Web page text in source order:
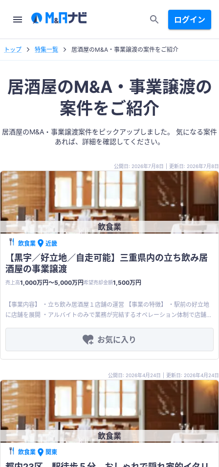
ログイン
トップ 特集一覧 居酒屋のM&A・事業譲渡の案件をご紹介
居酒屋のM&A・事業譲渡の
案件をご紹介
居酒屋のM&A・事業譲渡案件をピックアップしました。 気になる案件
あれば、詳細を確認してください。
公開日: 2026年7月8日 更新日: 2026年7月8日
飲食業
飲食業 近畿
【黒字／好立地／自走可能】三重県内の立ち飲み居
酒屋の事業譲渡
売上高1,000万円〜5,000万円希望売却金額1,500万円
【事業内容】 ・立ち飲み居酒屋１店舗の運営 【事業の特徴】 ・駅前の好立地
に店舗を展開 ・アルバイトのみで業務が完結するオペレーション体制で店舗を
入が可能 ・アルバイトのみで業務が完結するオペレーション体制で店舗を運営
【その他の希望条件】 ・スタッフの雇用継続 【その他】 ※売上高については実
お気に入り
公開日: 2026年4月24日 更新日: 2026年4月24日
飲食業
飲食業 関東